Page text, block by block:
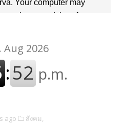
ago สังคม,